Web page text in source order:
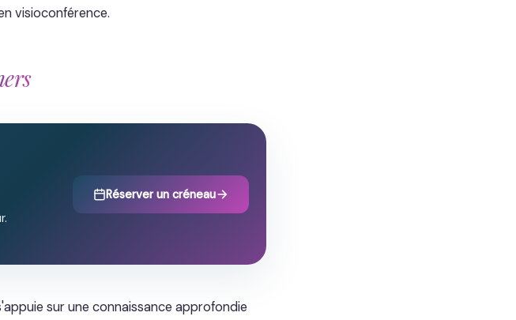
visioconférence.
Réserver un créneau
sur une connaissance approfondie